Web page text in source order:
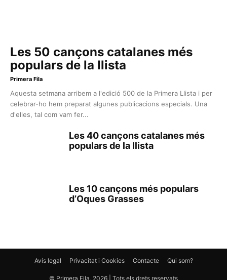
Les 50 cançons catalanes més
populars de la llista
Primera Fila
Aquesta setmana arribem a l'edició 500 de la Primera Llista i per
celebrar-ho hem preparat algunes publicacions especials. Una
d'elles, tal com vam fer...
Les 40 cançons catalanes més
populars de la llista
Les 10 cançons més populars
d’Oques Grasses
Avís legal Privacitat i Cookies Contacte Qui som?
© Primera Fila, 2026 | Tots els drets reservats